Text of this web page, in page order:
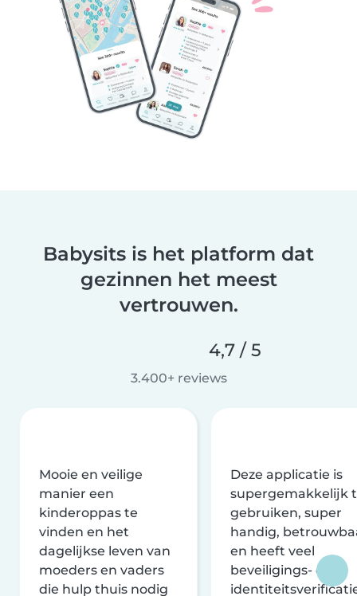
Babysits is het platform dat
gezinnen het meest
vertrouwen.
4,7 / 5
3.400+ reviews
Mooie en veilige
manier een
kinderoppas te
vinden en het
dagelijkse leven van
moeders en vaders
die hulp thuis nodig
Deze applicatie is
supergemakkelijk
gebruiken, super
handig,
en heeft veel
beveiligings- en